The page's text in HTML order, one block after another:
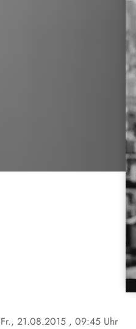
Fr., 21.08.2015 , 09:45 Uhr